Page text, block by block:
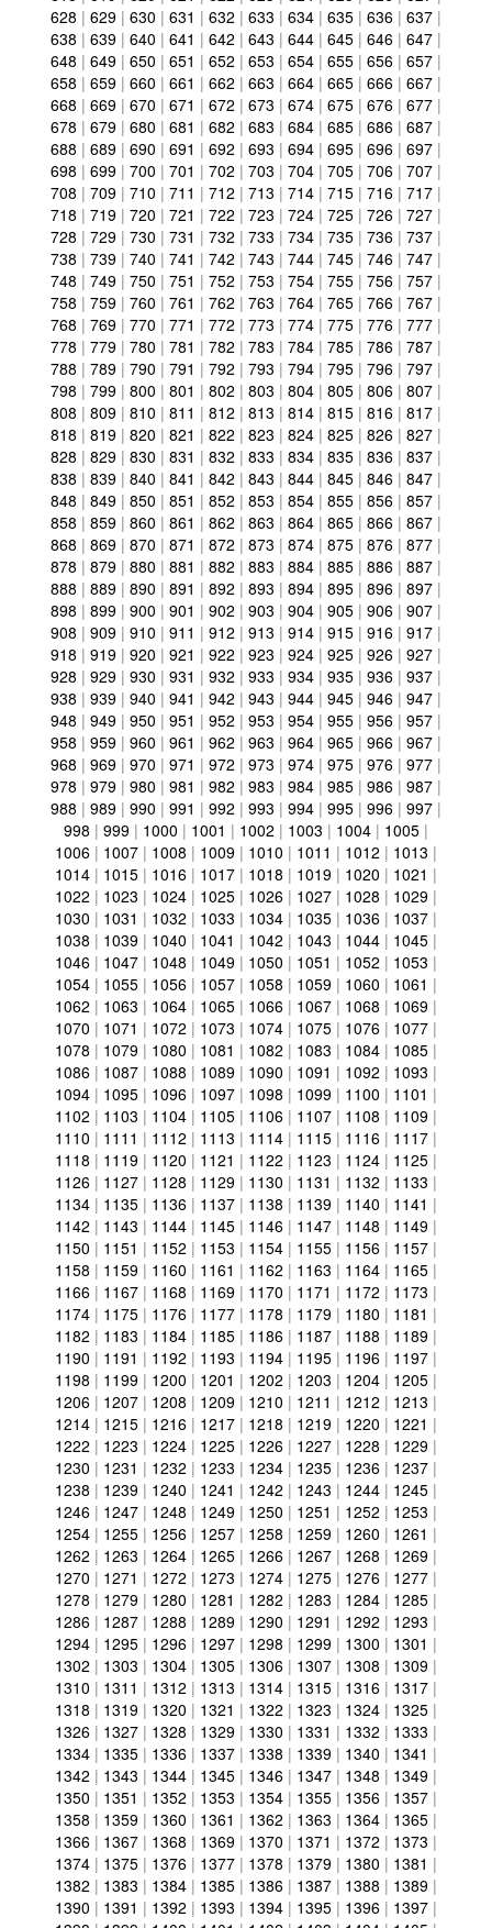
628 | 629 | 630 | 631 | 632 | 633 | 634 | 635 | 636 | 637 |
638 | 639 | 640 | 641 | 642 | 643 | 644 | 645 | 646 | 647 |
648 | 649 | 650 | 651 | 652 | 653 | 654 | 655 | 656 | 657 |
658 | 659 | 660 | 661 | 662 | 663 | 664 | 665 | 666 | 667 |
668 | 669 | 670 | 671 | 672 | 673 | 674 | 675 | 676 | 677 |
678 | 679 | 680 | 681 | 682 | 683 | 684 | 685 | 686 | 687 |
688 | 689 | 690 | 691 | 692 | 693 | 694 | 695 | 696 | 697 |
698 | 699 | 700 | 701 | 702 | 703 | 704 | 705 | 706 | 707 |
708 | 709 | 710 | 711 | 712 | 713 | 714 | 715 | 716 | 717 |
718 | 719 | 720 | 721 | 722 | 723 | 724 | 725 | 726 | 727 |
728 | 729 | 730 | 731 | 732 | 733 | 734 | 735 | 736 | 737 |
738 | 739 | 740 | 741 | 742 | 743 | 744 | 745 | 746 | 747 |
748 | 749 | 750 | 751 | 752 | 753 | 754 | 755 | 756 | 757 |
758 | 759 | 760 | 761 | 762 | 763 | 764 | 765 | 766 | 767 |
768 | 769 | 770 | 771 | 772 | 773 | 774 | 775 | 776 | 777 |
778 | 779 | 780 | 781 | 782 | 783 | 784 | 785 | 786 | 787 |
788 | 789 | 790 | 791 | 792 | 793 | 794 | 795 | 796 | 797 |
798 | 799 | 800 | 801 | 802 | 803 | 804 | 805 | 806 | 807 |
808 | 809 | 810 | 811 | 812 | 813 | 814 | 815 | 816 | 817 |
818 | 819 | 820 | 821 | 822 | 823 | 824 | 825 | 826 | 827 |
828 | 829 | 830 | 831 | 832 | 833 | 834 | 835 | 836 | 837 |
838 | 839 | 840 | 841 | 842 | 843 | 844 | 845 | 846 | 847 |
848 | 849 | 850 | 851 | 852 | 853 | 854 | 855 | 856 | 857 |
858 | 859 | 860 | 861 | 862 | 863 | 864 | 865 | 866 | 867 |
868 | 869 | 870 | 871 | 872 | 873 | 874 | 875 | 876 | 877 |
878 | 879 | 880 | 881 | 882 | 883 | 884 | 885 | 886 | 887 |
888 | 889 | 890 | 891 | 892 | 893 | 894 | 895 | 896 | 897 |
898 | 899 | 900 | 901 | 902 | 903 | 904 | 905 | 906 | 907 |
908 | 909 | 910 | 911 | 912 | 913 | 914 | 915 | 916 | 917 |
918 | 919 | 920 | 921 | 922 | 923 | 924 | 925 | 926 | 927 |
928 | 929 | 930 | 931 | 932 | 933 | 934 | 935 | 936 | 937 |
938 | 939 | 940 | 941 | 942 | 943 | 944 | 945 | 946 | 947 |
948 | 949 | 950 | 951 | 952 | 953 | 954 | 955 | 956 | 957 |
958 | 959 | 960 | 961 | 962 | 963 | 964 | 965 | 966 | 967 |
968 | 969 | 970 | 971 | 972 | 973 | 974 | 975 | 976 | 977 |
978 | 979 | 980 | 981 | 982 | 983 | 984 | 985 | 986 | 987 |
988 | 989 | 990 | 991 | 992 | 993 | 994 | 995 | 996 | 997 |
998 | 999 | 1000 | 1001 | 1002 | 1003 | 1004 | 1005 |
1006 | 1007 | 1008 | 1009 | 1010 | 1011 | 1012 | 1013 |
1014 | 1015 | 1016 | 1017 | 1018 | 1019 | 1020 | 1021 |
1022 | 1023 | 1024 | 1025 | 1026 | 1027 | 1028 | 1029 |
1030 | 1031 | 1032 | 1033 | 1034 | 1035 | 1036 | 1037 |
1038 | 1039 | 1040 | 1041 | 1042 | 1043 | 1044 | 1045 |
1046 | 1047 | 1048 | 1049 | 1050 | 1051 | 1052 | 1053 |
1054 | 1055 | 1056 | 1057 | 1058 | 1059 | 1060 | 1061 |
1062 | 1063 | 1064 | 1065 | 1066 | 1067 | 1068 | 1069 |
1070 | 1071 | 1072 | 1073 | 1074 | 1075 | 1076 | 1077 |
1078 | 1079 | 1080 | 1081 | 1082 | 1083 | 1084 | 1085 |
1086 | 1087 | 1088 | 1089 | 1090 | 1091 | 1092 | 1093 |
1094 | 1095 | 1096 | 1097 | 1098 | 1099 | 1100 | 1101 |
1102 | 1103 | 1104 | 1105 | 1106 | 1107 | 1108 | 1109 |
1110 | 1111 | 1112 | 1113 | 1114 | 1115 | 1116 | 1117 |
1118 | 1119 | 1120 | 1121 | 1122 | 1123 | 1124 | 1125 |
1126 | 1127 | 1128 | 1129 | 1130 | 1131 | 1132 | 1133 |
1134 | 1135 | 1136 | 1137 | 1138 | 1139 | 1140 | 1141 |
1142 | 1143 | 1144 | 1145 | 1146 | 1147 | 1148 | 1149 |
1150 | 1151 | 1152 | 1153 | 1154 | 1155 | 1156 | 1157 |
1158 | 1159 | 1160 | 1161 | 1162 | 1163 | 1164 | 1165 |
1166 | 1167 | 1168 | 1169 | 1170 | 1171 | 1172 | 1173 |
1174 | 1175 | 1176 | 1177 | 1178 | 1179 | 1180 | 1181 |
1182 | 1183 | 1184 | 1185 | 1186 | 1187 | 1188 | 1189 |
1190 | 1191 | 1192 | 1193 | 1194 | 1195 | 1196 | 1197 |
1198 | 1199 | 1200 | 1201 | 1202 | 1203 | 1204 | 1205 |
1206 | 1207 | 1208 | 1209 | 1210 | 1211 | 1212 | 1213 |
1214 | 1215 | 1216 | 1217 | 1218 | 1219 | 1220 | 1221 |
1222 | 1223 | 1224 | 1225 | 1226 | 1227 | 1228 | 1229 |
1230 | 1231 | 1232 | 1233 | 1234 | 1235 | 1236 | 1237 |
1238 | 1239 | 1240 | 1241 | 1242 | 1243 | 1244 | 1245 |
1246 | 1247 | 1248 | 1249 | 1250 | 1251 | 1252 | 1253 |
1254 | 1255 | 1256 | 1257 | 1258 | 1259 | 1260 | 1261 |
1262 | 1263 | 1264 | 1265 | 1266 | 1267 | 1268 | 1269 |
1270 | 1271 | 1272 | 1273 | 1274 | 1275 | 1276 | 1277 |
1278 | 1279 | 1280 | 1281 | 1282 | 1283 | 1284 | 1285 |
1286 | 1287 | 1288 | 1289 | 1290 | 1291 | 1292 | 1293 |
1294 | 1295 | 1296 | 1297 | 1298 | 1299 | 1300 | 1301 |
1302 | 1303 | 1304 | 1305 | 1306 | 1307 | 1308 | 1309 |
1310 | 1311 | 1312 | 1313 | 1314 | 1315 | 1316 | 1317 |
1318 | 1319 | 1320 | 1321 | 1322 | 1323 | 1324 | 1325 |
1326 | 1327 | 1328 | 1329 | 1330 | 1331 | 1332 | 1333 |
1334 | 1335 | 1336 | 1337 | 1338 | 1339 | 1340 | 1341 |
1342 | 1343 | 1344 | 1345 | 1346 | 1347 | 1348 | 1349 |
1350 | 1351 | 1352 | 1353 | 1354 | 1355 | 1356 | 1357 |
1358 | 1359 | 1360 | 1361 | 1362 | 1363 | 1364 | 1365 |
1366 | 1367 | 1368 | 1369 | 1370 | 1371 | 1372 | 1373 |
1374 | 1375 | 1376 | 1377 | 1378 | 1379 | 1380 | 1381 |
1382 | 1383 | 1384 | 1385 | 1386 | 1387 | 1388 | 1389 |
1390 | 1391 | 1392 | 1393 | 1394 | 1395 | 1396 | 1397 |